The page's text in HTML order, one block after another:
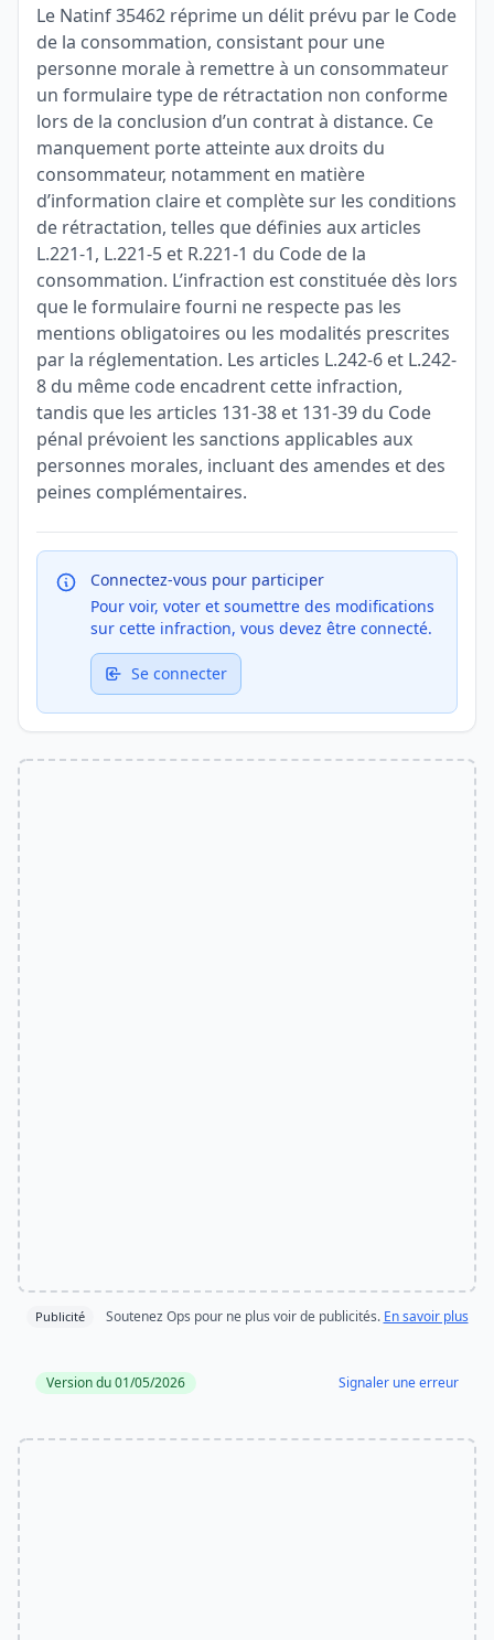
Le Natinf 35462 réprime un délit prévu par le Code
de la consommation, consistant pour une
personne morale à remettre à un consommateur
un formulaire type de rétractation non conforme
lors de la conclusion d’un contrat à distance. Ce
manquement porte atteinte aux droits du
consommateur, notamment en matière
d’information claire et complète sur les conditions
de rétractation, telles que définies aux articles
L.221-1, L.221-5 et R.221-1 du Code de la
consommation. L’infraction est constituée dès lors
que le formulaire fourni ne respecte pas les
mentions obligatoires ou les modalités prescrites
par la réglementation. Les articles L.242-6 et L.242-
8 du même code encadrent cette infraction,
tandis que les articles 131-38 et 131-39 du Code
pénal prévoient les sanctions applicables aux
personnes morales, incluant des amendes et des
peines complémentaires.
Connectez-vous pour participer
Pour voir, voter et soumettre des modifications
sur cette infraction, vous devez être connecté.
Se connecter
Publicité Soutenez Ops pour ne plus voir de publicités. En savoir plus
Version du 01/05/2026 Signaler une erreur